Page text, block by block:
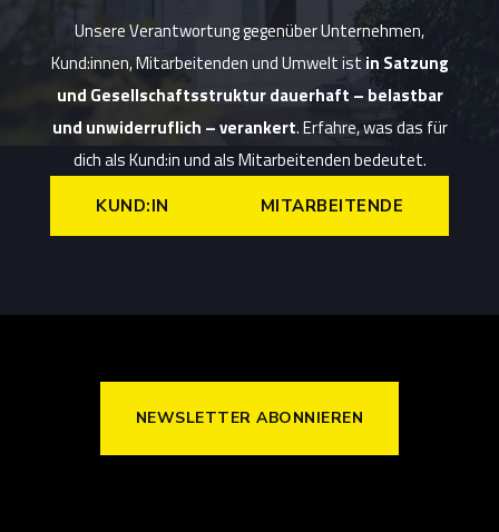
Unsere Verantwortung gegenüber Unternehmen,
Kund:innen, Mitarbeitenden und Umwelt istin Satzung
und Gesellschaftsstruktur dauerhaft – belastbar
und unwiderruflich – verankert. Erfahre, was das für
dich als Kund:in und als Mitarbeitenden bedeutet.
KUND:IN MITARBEITENDE
NEWSLETTER ABONNIEREN